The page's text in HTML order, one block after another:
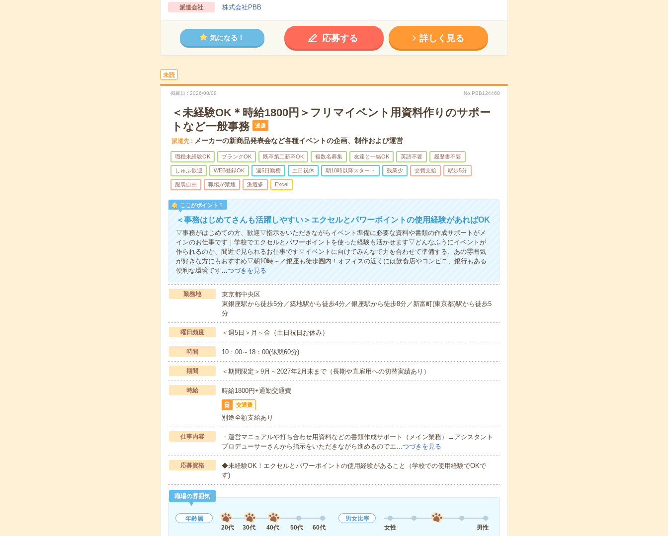
派遣会社 株式会社PBB
気になる！ 応募する 詳しく見る
未読
掲載日 2026/08/08 No.PBB124468
＜未経験OK＊時給1800円＞フリマイベント用資料作りのサポー
トなど一般事務
派遣
派遣先 メーカーの新商品発表会など各種イベントの企画、制作および運営
職種未経験OK ブランクOK 既卒第二新卒OK 複数名募集 友達と一緒OK 英語不要 履歴書不要
しゅふ歓迎 WEB登録OK 週5日勤務 土日祝休 朝10時以降スタート 残業少 交費支給 駅歩5分
服装自由 職場が禁煙 派遣多 Excel
ここがポイント！
＜事務はじめてさんも活躍しやすい＞エクセルとパワーポイントの使用経験があればOK
▽事務がはじめての方、歓迎▽指示をいただきながらイベント準備に必要な資料や書類の作成サポートがメ
インのお仕事です｜学校でエクセルとパワーポイントを使った経験も活かせます▽どんなふうにイベントが
作られるのか、間近で見られるお仕事です▽イベントに向けてみんなで力を合わせて準備する、あの雰囲気
が好きな方にもおすすめ▽朝10時～／銀座も徒歩圏内！オフィスの近くには飲食店やコンビニ、銀行もある
便利な環境です…つづきを見る
勤務地
東京都中央区
東銀座駅から徒歩5分／築地駅から徒歩4分／銀座駅から徒歩8分／新富町(東京都)駅から徒歩5
分
曜日頻度 ＜週5日＞月～金（土日祝日お休み）
時間 10：00～18：00(休憩60分)
期間 ＜期間限定＞9月～2027年2月末まで（長期や直雇用への切替実績あり）
時給 時給1800円+通勤交通費
交通費
別途全額支給あり
仕事内容
・運営マニュアルや打ち合わせ用資料などの書類作成サポート（メイン業務）→アシスタント
プロデューサーさんから指示をいただきながら進めるのでエ…つづきを見る
応募資格
◆未経験OK！エクセルとパワーポイントの使用経験があること（学校での使用経験でOKで
す)
職場の雰囲気
年齢層
20代
30代 40代 50代 60代
男女比率
女性
男性